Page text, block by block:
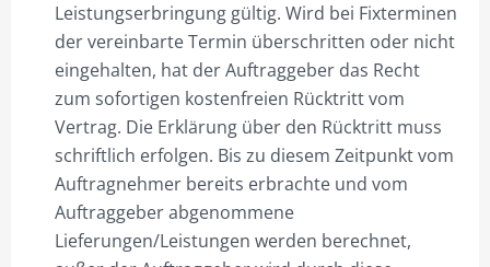
Leistungserbringung gültig. Wird bei Fixterminen
der vereinbarte Termin überschritten oder nicht
eingehalten, hat der Auftraggeber das Recht
zum sofortigen kostenfreien Rücktritt vom
Vertrag. Die Erklärung über den Rücktritt muss
schriftlich erfolgen. Bis zu diesem Zeitpunkt vom
Auftragnehmer bereits erbrachte und vom
Auftraggeber abgenommene
Lieferungen/Leistungen werden berechnet,